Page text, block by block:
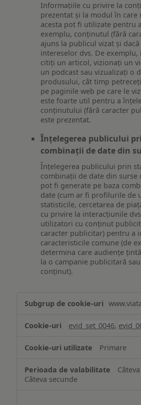
Informațiile cu privire la
prezentat și la modul în care
acesta pot fi utilizate pentru
exemplu, conținutul (fără
ajuns la publicul vizat și
intereselor dvs. De
citiți un articol, vizionați un
un podcast sau vizualizați o
produsului, cât timp
pe paginile web pe care le
este foarte util pentru a
conținutului (fără caracter
este prezentat.
Înțelegerea publicului
combinații de date din
Înțelegerea publicului prin
combinații de date din surse
pot fi generate pe baza
date (cum ar fi profilurile de
statisticile, cercetarea de
cu privire la interacțiunile
utilizatori cu conținut
caracter publicitar) pentru a
caracteristicile comune (de
determina care audiențe
la o campanie publicitară
conținut).
evid_set_0046,
Primare
Câteva secunde